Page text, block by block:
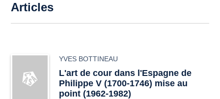
Articles
YVES BOTTINEAU
L'art de cour dans l'Espagne de
Philippe V (1700-1746) mise au
point (1962-1982)